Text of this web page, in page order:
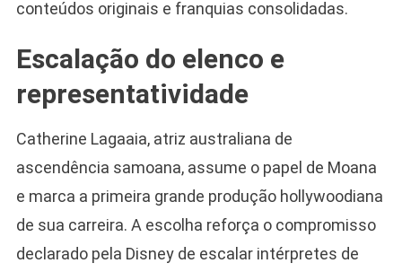
conteúdos originais e franquias consolidadas.
Escalação do elenco e
representatividade
Catherine Lagaaia, atriz australiana de
ascendência samoana, assume o papel de Moana
e marca a primeira grande produção hollywoodiana
de sua carreira. A escolha reforça o compromisso
declarado pela Disney de escalar intérpretes de